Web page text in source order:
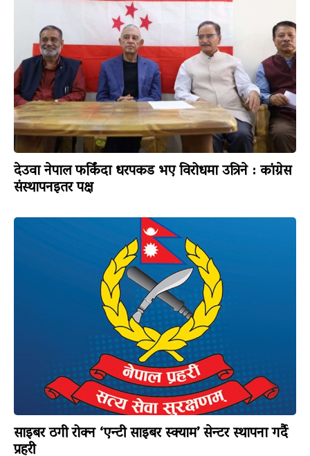
देउवा नेपाल फर्किंदा धरपकड भए विरोधमा उत्रिने : कांग्रेस
संस्थापनइतर पक्ष
साइबर ठगी रोक्न ‘एन्टी साइबर स्क्याम’ सेन्टर स्थापना गर्दै
प्रहरी